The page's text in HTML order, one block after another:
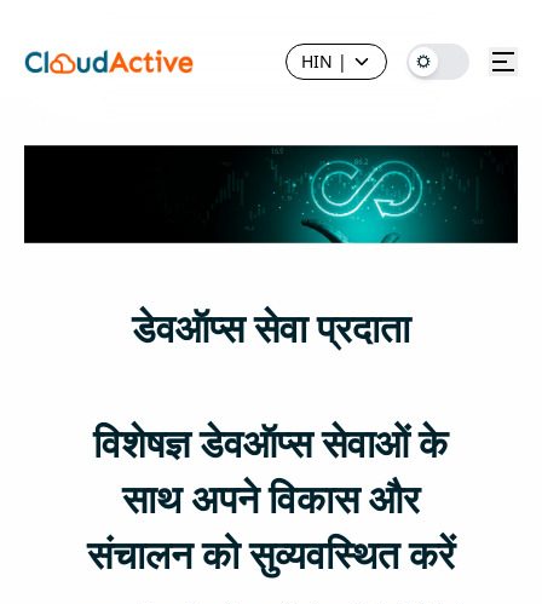
HIN |
डेवऑप्स सेवा प्रदाता
विशेषज्ञ डेवऑप्स सेवाओं के
साथ अपने विकास और
संचालन को सुव्यवस्थित करें